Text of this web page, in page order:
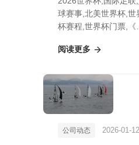
球赛事,北美世界杯,世
杯赛程,世界杯门票,《热
里德重磅推出新作《绝
量》》
阅读更多
公司动态 2026-01-12